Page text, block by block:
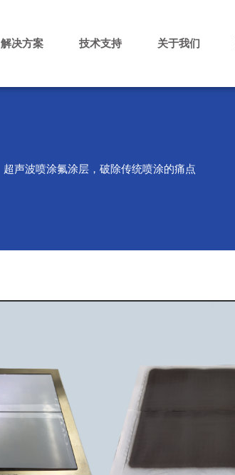
解决方案 技术支持 关于我们
超声波喷涂氟涂层，破除传统喷涂的痛点